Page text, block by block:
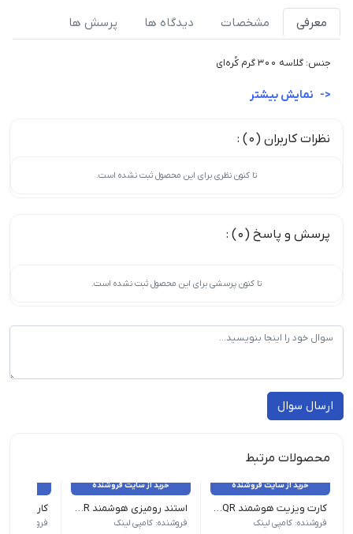
معرفی مشخصات دیدگاه ها پرسش ها
جنس: گلاسه 300 گرم کُره‌ای
نظرات کاربران (0) :
تا کنون نظری برای این محصول ثبت نشده است.
پرسش و پاسخ (0) :
تا کنون پرسشی برای این محصول ثبت نشده است.
ارسال سوال
محصولات مرتبط
خرید از سایت فروشنده
کارت ویزیت هوشمند NFC - QR جنس: PVC | روکش: لمینت
فروشنده: کامپی لینک
خرید از سایت فروشنده
استند رومیزی هوشمند NFC - QR جنس: Pelaxi
فروشنده: کامپی لینک
جنس: گلاسه 300
فروشنده: